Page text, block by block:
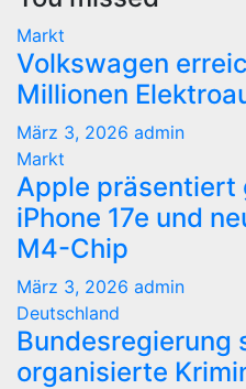
Markt
Volkswagen
Millionen
März 3, 2026 admin
Markt
Apple präsentiert
iPhone 17e und
M4-Chip
März 3, 2026 admin
Deutschland
Bundesregierung
organisierte